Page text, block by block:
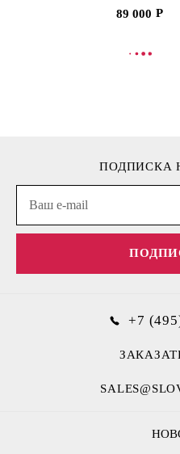
89 000
В КОРЗИНУ
ПОДПИСКА
+7